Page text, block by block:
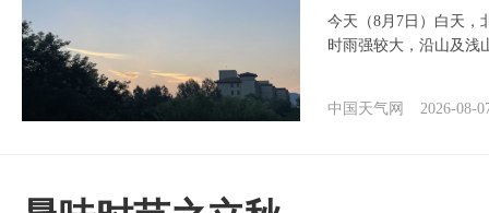
今天（8月7日）白天，
时雨强较大，沿山及浅
中国天气网 2026-08-